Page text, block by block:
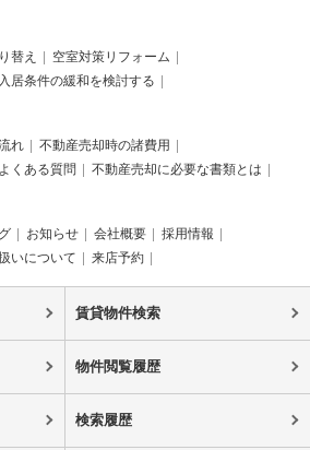
替え
空室対策リフォーム
入居条件の緩和を検討する
れ
不動産売却時の諸費用
よくある質問 不動産売却に必要な書類とは
お知らせ 会社概要
採用情報
いについて 来店予約
賃貸物件検索
物件閲覧履歴
検索履歴